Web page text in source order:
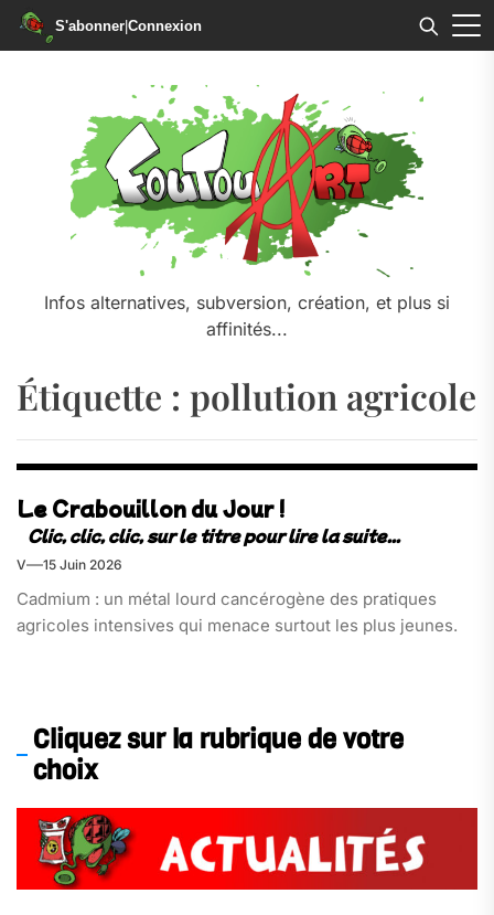
S'abonner|Connexion
Infos alternatives, subversion, création, et plus si
affinités...
Étiquette : pollution agricole
Le Crabouillon du Jour !
V 15 Juin 2026
Cadmium : un métal lourd cancérogène des pratiques
agricoles intensives qui menace surtout les plus jeunes.
Cliquez sur la rubrique de votre
choix